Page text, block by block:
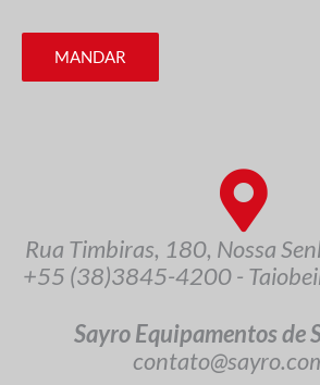
MANDAR
Rua Timbiras, 180, Nossa
+55 (38)3845-4200 -
Sayro Equipamentos de